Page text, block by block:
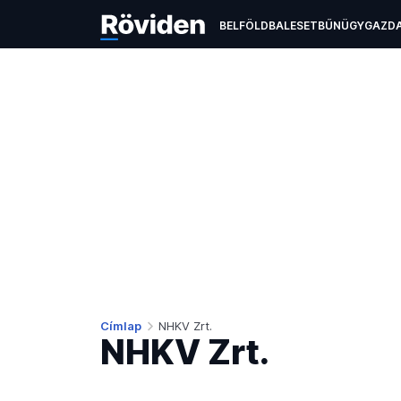
BELFÖLDBALESETBŰNÜGY
Címlap NHKV Zrt.
NHKV Zrt.